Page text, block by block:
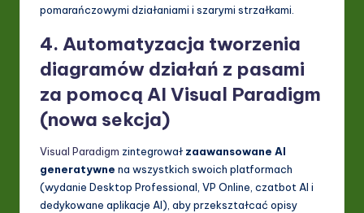
pomarańczowymi działaniami i szarymi strzałkami.
4. Automatyzacja tworzenia
diagramów działań z pasami
za pomocą AI Visual Paradigm
(nowa sekcja)
Visual Paradigm zintegrował zaawansowane AI
generatywne na wszystkich swoich platformach
(wydanie Desktop Professional, VP Online, czatbot AI i
dedykowane aplikacje AI), aby przekształcać opisy